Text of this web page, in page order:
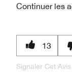
Continuer les
13
Signaler Cet Avis